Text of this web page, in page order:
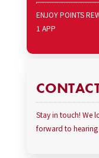
ENJOY POINTS
1 APP
Stay in touch! We
forward to